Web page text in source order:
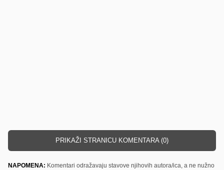
PRIKAŽI STRANICU KOMENTARA (0)
NAPOMENA: Komentari odražavaju stavove njihovih autora/ica, a ne nužno